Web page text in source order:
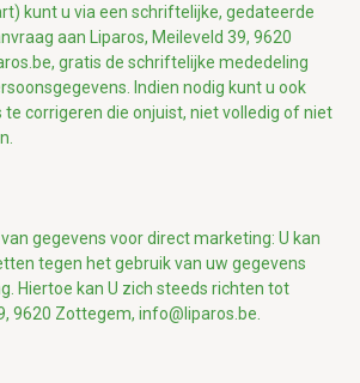
kunt u via een schriftelijke, gedateerde
aan Liparos, Meileveld 39, 9620
gratis de schriftelijke mededeling
Indien nodig kunt u ook
te corrigeren die onjuist, niet volledig of niet
gegevens voor direct marketing: U kan
tegen het gebruik van uw gegevens
Hiertoe kan U zich steeds richten tot
9620 Zottegem, info@liparos.be.